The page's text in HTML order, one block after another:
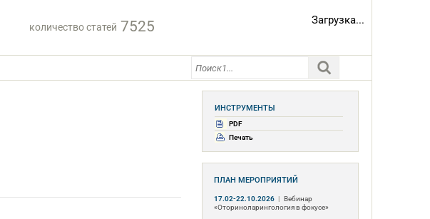
количество статей 7525 Загрузка...
ИНСТРУМЕНТЫ
PDF
Печать
ПЛАН МЕРОПРИЯТИЙ
17.02-22.10.2026 | Вебинар
«Оториноларингология в фокусе»